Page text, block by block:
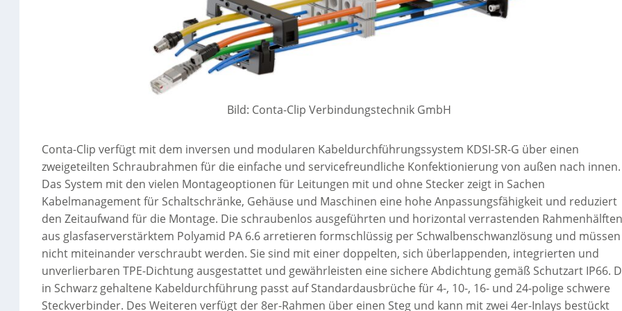
Bild: Conta-Clip Verbindungstechnik GmbH
Conta-Clip verfügt mit dem inversen und modularen Kabeldurchführungssystem KDSI-SR-G über einen
zweigeteilten Schraubrahmen für die einfache und servicefreundliche Konfektionierung von außen nach innen.
Das System mit den vielen Montageoptionen für Leitungen mit und ohne Stecker zeigt in Sachen
Kabelmanagement für Schaltschränke, Gehäuse und Maschinen eine hohe Anpassungsfähigkeit und reduziert
den Zeitaufwand für die Montage. Die schraubenlos ausgeführten und horizontal verrastenden Rahmenhälften
aus glasfaserverstärktem Polyamid PA 6.6 arretieren formschlüssig per Schwalbenschwanzlösung und müssen
nicht miteinander verschraubt werden. Sie sind mit einer doppelten, sich überlappenden, integrierten und
unverlierbaren TPE-Dichtung ausgestattet und gewährleisten eine sichere Abdichtung gemäß Schutzart IP66.
in Schwarz gehaltene Kabeldurchführung passt auf Standardausbrüche für 4-, 10-, 16- und 24-polige schwere
Steckverbinder. Des Weiteren verfügt der 8er-Rahmen über einen Steg und kann mit zwei 4er-Inlays bestückt